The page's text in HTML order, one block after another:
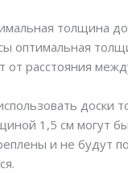
толщина
оптимальная
от расстояния
доски
1,5 см могут
и не будут